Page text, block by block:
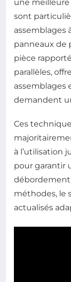
une
sont
assemblages
panneaux de
pièce
parallèles,
assemblages
demandent
Ces
à l’utilisation
pour garantir
débordement
méthodes, le
actualisés